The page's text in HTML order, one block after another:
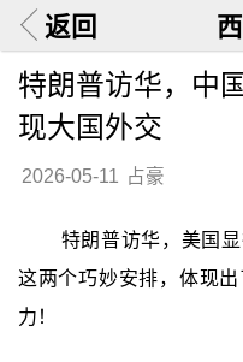
返回
特朗普访华，中
现大国外交
2026-05-11 占豪
特朗普访华，美国
这两个巧妙安排，体现
力！